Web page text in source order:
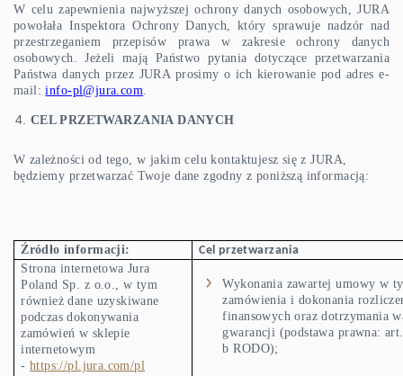
W celu zapewnienia najwyższej ochrony danych osobowych, JURA
powołała Inspektora Ochrony Danych, który sprawuje nadzór nad
przestrzeganiem przepisów prawa w zakresie ochrony danych
osobowych. Jeżeli mają Państwo pytania dotyczące przetwarzania
Państwa danych przez JURA prosimy o ich kierowanie pod adres e-
mail:info-pl@jura.com
CEL PRZETWARZANIA DANYCH
W zależności od tego, w jakim celu kontaktujesz się z JURA,
będziemy przetwarzać Twoje dane zgodny z poniższą informacją:
Źródło informacji: Cel przetwarzania
Strona internetowa Jura
Poland Sp. z o.o., w tym
również dane uzyskiwane
podczas dokonywania
zamówień w sklepie
internetowym
-https://pl.jura.com/pl
Wykonania zawartej umowy w
zamówienia i dokonania
finansowych oraz dotrzymania
gwarancji (podstawa prawna:
b RODO);